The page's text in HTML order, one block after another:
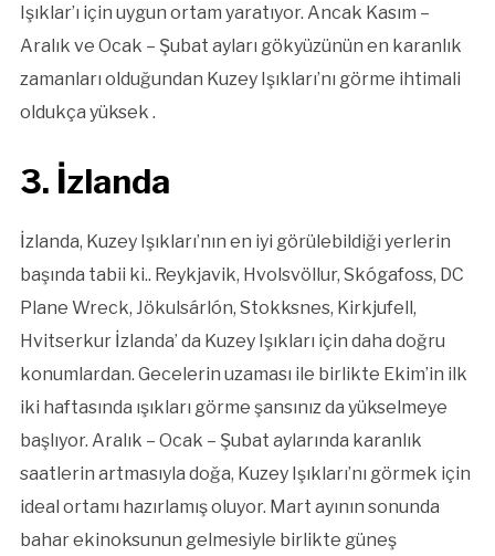
Işıklar’ı için uygun ortam yaratıyor. Ancak Kasım –
Aralık ve Ocak – Şubat ayları gökyüzünün en karanlık
zamanları olduğundan Kuzey Işıkları’nı görme ihtimali
oldukça yüksek .
3. İzlanda
İzlanda, Kuzey Işıkları’nın en iyi görülebildiği yerlerin
başında tabii ki.. Reykjavik, Hvolsvöllur, Skógafoss, DC
Plane Wreck, Jökulsárlón, Stokksnes, Kirkjufell,
Hvitserkur İzlanda’ da Kuzey Işıkları için daha doğru
konumlardan. Gecelerin uzaması ile birlikte Ekim’in ilk
iki haftasında ışıkları görme şansınız da yükselmeye
başlıyor. Aralık – Ocak – Şubat aylarında karanlık
saatlerin artmasıyla doğa, Kuzey Işıkları’nı görmek için
ideal ortamı hazırlamış oluyor. Mart ayının sonunda
bahar ekinoksunun gelmesiyle birlikte güneş